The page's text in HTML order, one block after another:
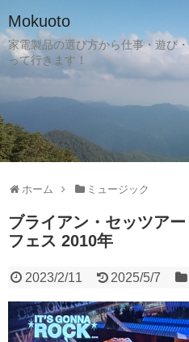
Mokuoto
家電製品の選び方から仕事・遊び
って行きます！
ホーム ミュージック
ブライアン・セッツア
フェス 2010年
2023/2/11 2025/5/7